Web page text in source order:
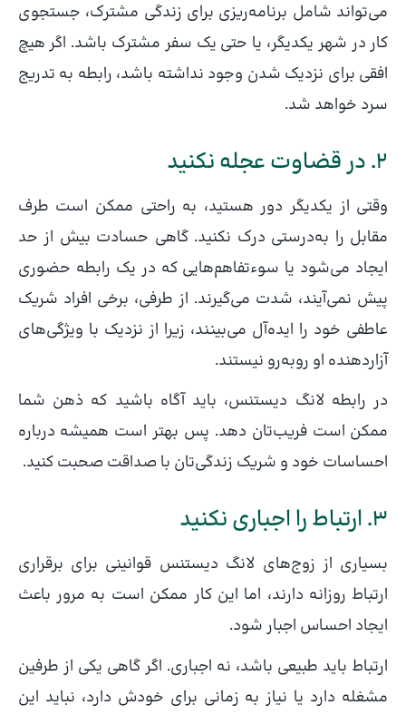
می‌تواند شامل برنامه‌ریزی برای زندگی مشترک، جستجوی
کار در شهر یکدیگر، یا حتی یک سفر مشترک باشد. اگر هیچ
افقی برای نزدیک شدن وجود نداشته باشد، رابطه به تدریج
سرد خواهد شد.
۲. در قضاوت عجله نکنید
وقتی از یکدیگر دور هستید، به راحتی ممکن است طرف
مقابل را به‌درستی درک نکنید. گاهی حسادت بیش از حد
ایجاد می‌شود یا سوءتفاهم‌هایی که در یک رابطه حضوری
پیش نمی‌آیند، شدت می‌گیرند. از طرفی، برخی افراد شریک
عاطفی خود را ایده‌آل می‌بینند، زیرا از نزدیک با ویژگی‌های
آزاردهنده او روبه‌رو نیستند.
در رابطه لانگ دیستنس، باید آگاه باشید که ذهن شما
ممکن است فریب‌تان دهد. پس بهتر است همیشه درباره
احساسات خود و شریک زندگی‌تان با صداقت صحبت کنید.
۳. ارتباط را اجباری نکنید
بسیاری از زوج‌های لانگ دیستنس قوانینی برای برقراری
ارتباط روزانه دارند، اما این کار ممکن است به مرور باعث
ایجاد احساس اجبار شود.
ارتباط باید طبیعی باشد، نه اجباری. اگر گاهی یکی از طرفین
مشغله دارد یا نیاز به زمانی برای خودش دارد، نباید این